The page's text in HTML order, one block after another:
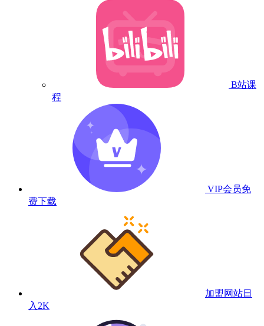
B站课
程
VIP会员免
费下载
加盟网站日
入2K